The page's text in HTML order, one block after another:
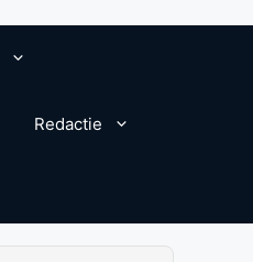
Redactie